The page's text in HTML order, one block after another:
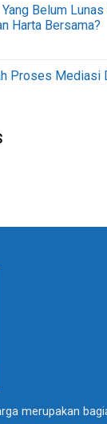
Belum
Harta Bersama?
Proses Mediasi
merupakan